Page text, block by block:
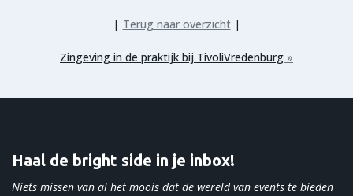
| Terug naar overzicht|
Zingeving in de praktijk bij TivoliVredenburg »
Haal de bright side in je inbox!
Niets missen van al het moois dat de wereld van events te bieden